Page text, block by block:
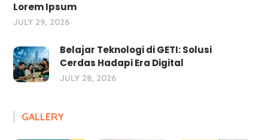
Lorem Ipsum
JULY 29, 2026
Belajar Teknologi di GETI: Solusi
Cerdas Hadapi Era Digital
JULY 28, 2026
GALLERY